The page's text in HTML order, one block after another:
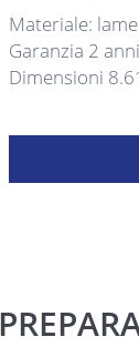
Materiale:
Garanzia 2 anni
Dimensioni